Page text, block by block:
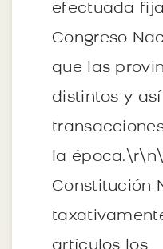
efectuada
Congreso
que las
distintos y
la
Constitución
artículos los